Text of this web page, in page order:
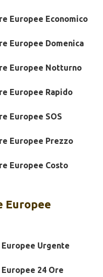
Europee Economico
Europee Domenica
Europee Notturno
Europee Rapido
Europee SOS
Europee Prezzo
Europee Costo
Europee
Urgente
24 Ore